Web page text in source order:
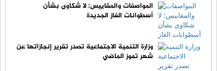
المواصفات والمقاييس: لا شكاوى بشأن
أسطوانات الغاز الجديدة
وزارة التنمية الاجتماعية تصدر تقرير إنجازاتها عن
شهر تموز الماضي